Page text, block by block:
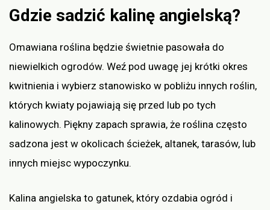
Gdzie sadzić kalinę angielską?
Omawiana roślina będzie świetnie pasowała do
niewielkich ogrodów. Weź pod uwagę jej krótki okres
kwitnienia i wybierz stanowisko w pobliżu innych roślin,
których kwiaty pojawiają się przed lub po tych
kalinowych. Piękny zapach sprawia, że roślina często
sadzona jest w okolicach ścieżek, altanek, tarasów, lub
innych miejsc wypoczynku.
Kalina angielska to gatunek, który ozdabia ogród i